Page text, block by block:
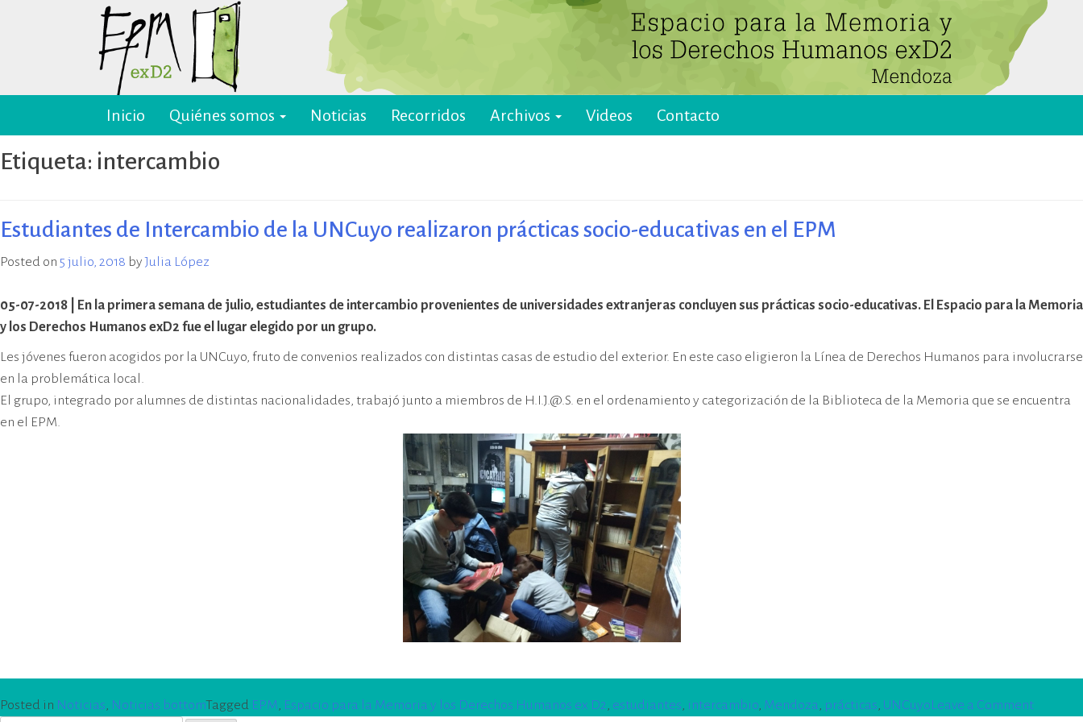
EPM ex-D2 Mendoza
El Espacio para la Memoria y los
Derechos Humanos exD2 (EPM
ex-D2) es un sitio recuperado para
promoción de los derechos
humanos. Sus instalaciones
pertenecieron al Departamento
Mendoza (D2) y fueron destinadas
a la represión política ilegal, antes
y durante la última dictadura
Tortura y Extermino más
Inicio Quiénes somos Noticias Recorridos Archivos Videos Contacto
Etiqueta: intercambio
Estudiantes de Intercambio de la UNCuyo realizaron prácticas socio-educativas en el EPM
Posted on 5 julio, 2018 byJulia López
05-07-2018 | En la primera semana de julio, estudiantes de intercambio provenientes de universidades extranjeras concluyen sus prácticas socio-educativas. El Espacio para la Memoria
y los Derechos Humanos exD2 fue el lugar elegido por un grupo.
Les jóvenes fueron acogidos por la UNCuyo, fruto de convenios realizados con distintas casas de estudio del exterior. En este caso eligieron la Línea de Derechos Humanos para involucrarse
en la problemática local.
El grupo, integrado por alumnes de distintas nacionalidades, trabajó junto a miembros de H.I.J.@.S. en el ordenamiento y categorización de la Biblioteca de la Memoria que se encuentra
en el EPM.
Posted in Noticias, Noticias bottomTagged EPM, Espacio para la Memoria y los Derechos Humanos ex D2, estudiantes, intercambio, Mendoza, prácticas, UNCuyoLeave a Commenton